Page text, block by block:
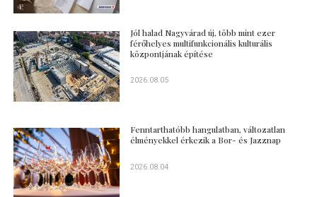
Jól halad Nagyvárad új, több mint ezer
férőhelyes multifunkcionális kulturális
központjának építése
2026.08.05
Fenntarthatóbb hangulatban, változatlan
élményekkel érkezik a Bor- és Jazznap
2026.08.04